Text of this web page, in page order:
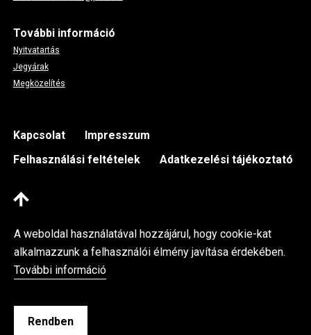
További információ
Nyitvatartás
Jegyárak
Megközelítés
Footer
Kapcsolat
Impresszum
Felhasználási feltételek
Adatkezelési tájékoztató
Fejlesztette az Integral Vision Kft.
A weboldal használatával hozzájárul, hogy cookie-kat
alkalmazzunk a felhasználói élmény javítása érdekében.
További információ
Rendben